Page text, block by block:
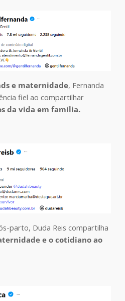
e maternidade, Fernanda
fiel ao compartilhar
da vida em família.
parto, Duda Reis compartilha
e o cotidiano ao